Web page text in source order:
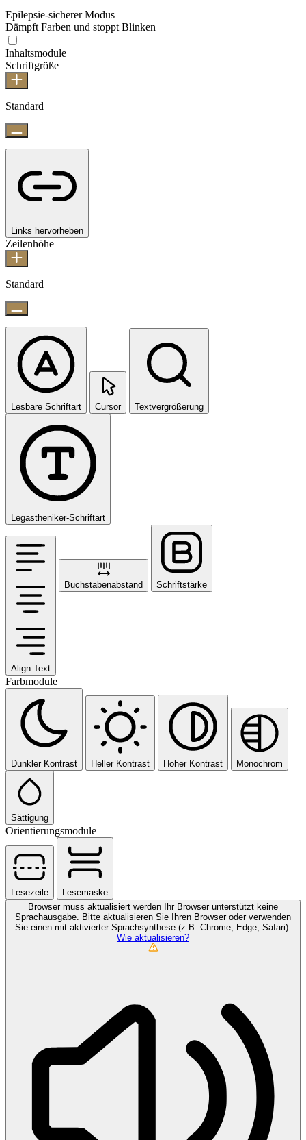
Epilepsie-sicherer Modus
Dämpft Farben und stoppt Blinken
Inhaltsmodule
Schriftgröße
Standard
Links hervorheben
Zeilenhöhe
Standard
Lesbare Schriftart Cursor Textvergrößerung
Legastheniker-Schriftart
Align Text
Buchstabenabstand Schriftstärke
Farbmodule
Dunkler Kontrast Heller Kontrast Hoher Kontrast Monochrom
Sättigung
Orientierungsmodule
Lesezeile
Lesemaske
Browser muss aktualisiert werden
Ihr Browser unterstützt keine
Sprachausgabe. Bitte aktualisieren Sie Ihren Browser oder verwenden
Sie einen mit aktivierter Sprachsynthese (z.B. Chrome, Edge, Safari).
Wie aktualisieren?